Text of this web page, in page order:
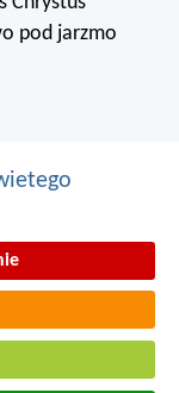
pod jarzmo